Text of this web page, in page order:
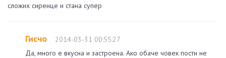
сложих сиренце и стана супер
Гисчо
2014-03-31 00:55:27
Да, много е вкусна и застроена. Ако обаче човек пости не